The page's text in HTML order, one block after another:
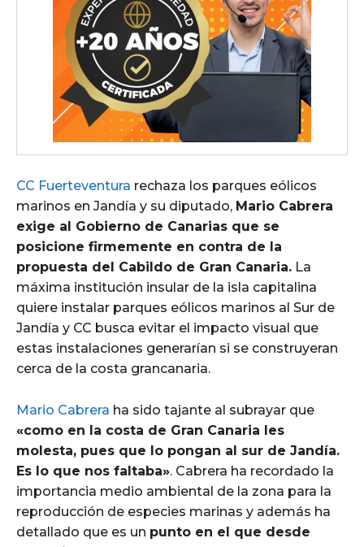
CC Fuerteventura rechaza los parques eólicos
marinos en Jandía y su diputado, Mario Cabrera
exige al Gobierno de Canarias que se
posicione firmemente en contra de la
propuesta del Cabildo de Gran Canaria. La
máxima institución insular de la isla capitalina
quiere instalar parques eólicos marinos al Sur de
Jandía y CC busca evitar el impacto visual que
estas instalaciones generarían si se construyeran
cerca de la costa grancanaria.
Mario Cabrera ha sido tajante al subrayar que
«como en la costa de Gran Canaria les
molesta, pues que lo pongan al sur de Jandía.
Es lo que nos faltaba». Cabrera ha recordado la
importancia medio ambiental de la zona para la
reproducción de especies marinas y además ha
detallado que es un punto en el que desde